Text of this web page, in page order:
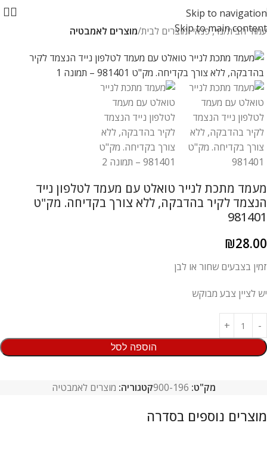
Skip to navigation
Skip to main content
עמוד הבית נוי, פנאי ומוצרים לבית מוצרים לאמבטיה
מעמד מתכת לנייר טואלט עם מעמד לטלפון נייד
הנצמד לקיר בהדבקה, ללא צורך בקדיחה. מק"ט
981401
₪28.00
זמין בצבעים שחור או לבן
יש לציין צבע מבוקש
הוספה לסל
מק"ט: 900-196קטגוריה: מוצרים לאמבטיה